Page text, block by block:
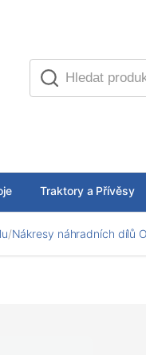
Traktory a Přívěsy
/Nákresy náhradních dílů